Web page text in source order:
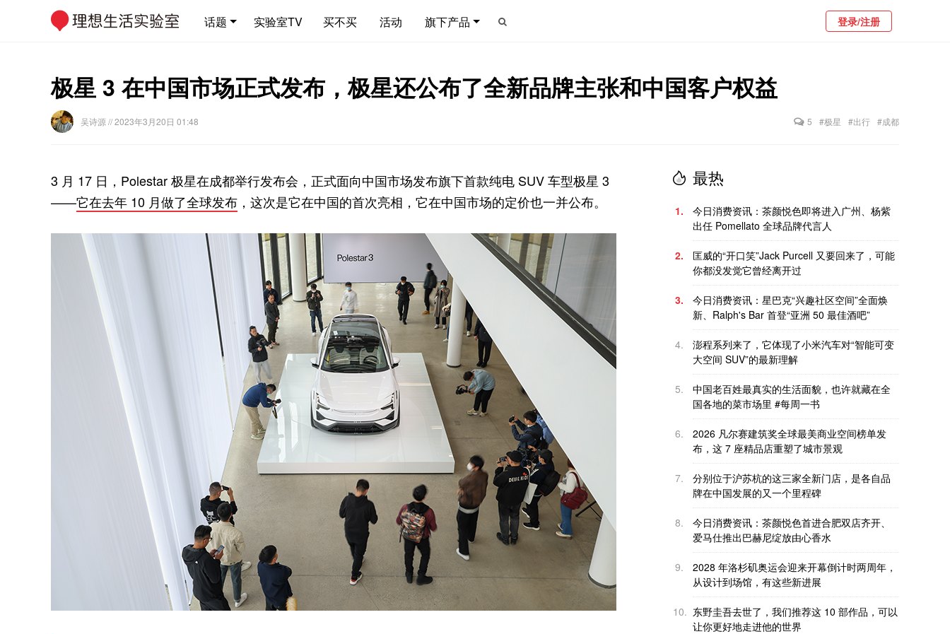
话题 实验室TV 买不买 活动 旗下产品 登录/注册
极星 3 在中国市场正式发布，极星还公布了全新品牌主张和中国客户权益
吴诗源 // 2023年3月20日 01:48 5 #极星 #出行 #成都
3 月 17 日，Polestar 极星在成都举行发布会，正式面向中国市场发布旗下首款纯电 SUV 车型极星 3
——它在去年 10 月做了全球发布 ，这次是它在中国的首次亮相，它在中国市场的定价也一并公布。
最热
1.
今日消费资讯：茶颜悦色即将进入广州、杨紫
出任 Pomellato 全球品牌代言人
2.
匡威的“开口笑”Jack Purcell 又要回来了，可能
你都没发觉它曾经离开过
3.
今日消费资讯：星巴克“兴趣社区空间”全面焕
新、Ralph's Bar 首登“亚洲 50 最佳酒吧”
4.
澎程系列来了，它体现了小米汽车对“智能可变
大空间 SUV”的最新理解
5.
中国老百姓最真实的生活面貌，也许就藏在全
国各地的菜市场里 #每周一书
6.
2026 凡尔赛建筑奖全球最美商业空间榜单发
布，这 7 座精品店重塑了城市景观
7.
分别位于沪苏杭的这三家全新门店，是各自品
牌在中国发展的又一个里程碑
8.
今日消费资讯：茶颜悦色首进合肥双店齐开、
爱马仕推出巴赫尼绽放由心香水
9.
2028 年洛杉矶奥运会迎来开幕倒计时两周年，
从设计到场馆，有这些新进展
10. 东野圭吾去世了，我们推荐这 10 部作品，可以
让你更好地走进他的世界